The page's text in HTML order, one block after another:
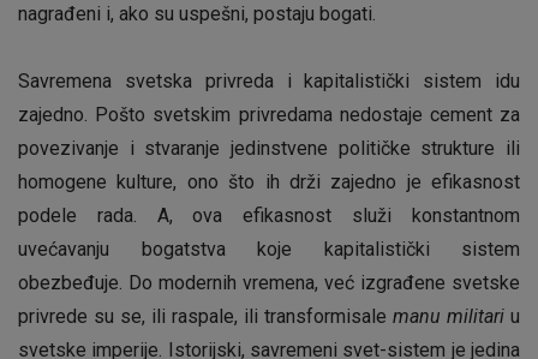
nagrađeni i, ako su uspešni, postaju bogati.
Savremena svetska privreda i kapitalistički sistem idu
zajedno. Pošto svetskim privredama nedostaje cement za
povezivanje i stvaranje jedinstvene političke strukture ili
homogene kulture, ono što ih drži zajedno je efikasnost
podele rada. A, ova efikasnost služi konstantnom
uvećavanju bogatstva koje kapitalistički sistem
obezbeđuje. Do modernih vremena, već izgrađene svetske
privrede su se, ili raspale, ili transformisale manu militari u
svetske imperije. Istorijski, savremeni svet-sistem je jedina